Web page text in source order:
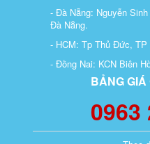
- Đà Nẵng: Nguyễn
Đà Nẵng.
- HCM: Tp Thủ Đức, TP
- Đồng Nai: KCN Biên
BẢNG
0963